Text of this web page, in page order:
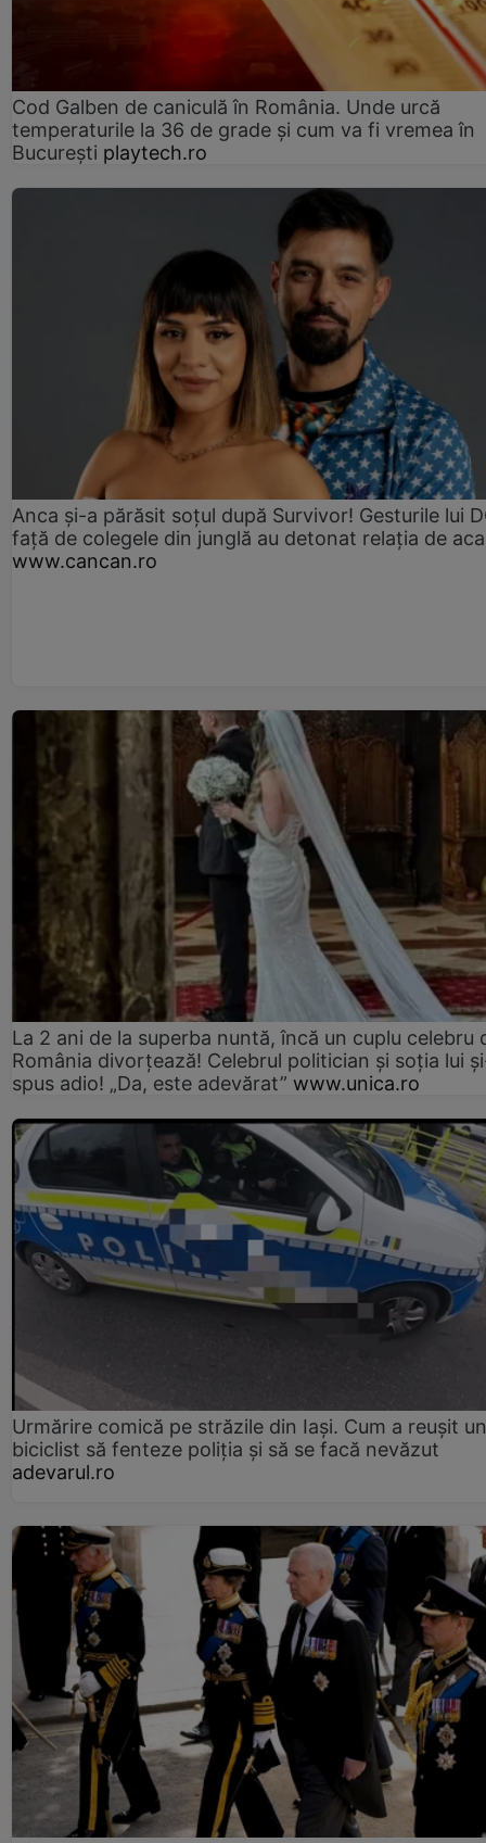
Cod Galben de caniculă în România. Unde urcă
temperaturile la 36 de grade și cum va fi vremea în
București playtech.ro
Anca și-a părăsit soțul după Survivor! Gesturile lui
față de colegele din junglă au detonat relația de
www.cancan.ro
La 2 ani de la superba nuntă, încă un cuplu celebru
România divorțează! Celebrul politician și soția lui
spus adio! „Da, este adevărat” www.unica.ro
Urmărire comică pe străzile din Iași. Cum a reușit un
biciclist să fenteze poliția și să se facă nevăzut
adevarul.ro